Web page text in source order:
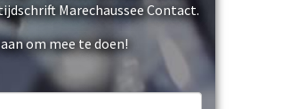
Marechaussee Contact.
om mee te doen!